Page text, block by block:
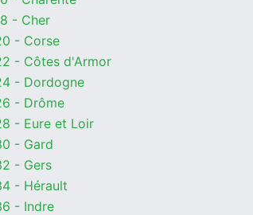
- Cher
- Corse
- Côtes d'Armor
- Dordogne
- Drôme
- Eure et Loir
- Gard
- Gers
- Hérault
- Indre